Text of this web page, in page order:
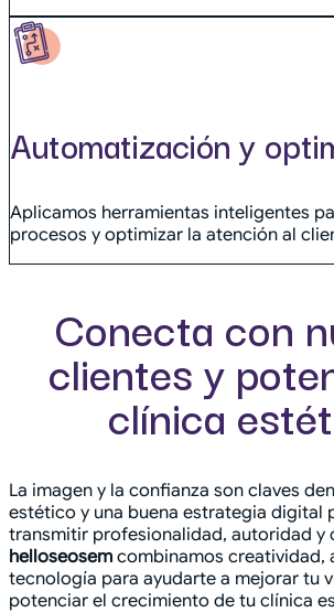
Automatización y
Aplicamos herramientas inteligentes
procesos y optimizar la atención al
Conecta con
clientes y
clínica
La imagen y la confianza son claves
estético y una buena estrategia digital
transmitir profesionalidad, autoridad y
helloseosem combinamos creatividad,
tecnología para ayudarte a mejorar tu
potenciar el crecimiento de tu clínica